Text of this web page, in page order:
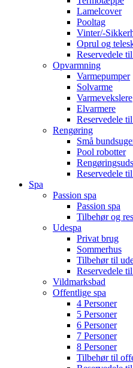
Lamelcover
Pooltag
Vinter/-
Oprul og
Reservedele
Opvarmning
Varmepumper
Solvarme
Varmevekslere
Elvarmere
Reservedele
Rengøring
Små
Pool robotter
Reservedele
Spa
Passion spa
Passion spa
Tilbehør og
Udespa
Privat brug
Sommerhus
Tilbehør til
Reservedele
Vildmarksbad
Offentlige spa
4 Personer
5 Personer
6 Personer
7 Personer
8 Personer
Tilbehør til